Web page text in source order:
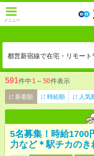
メニュー
都営新宿線で在宅・リモー
591件中1 ～ 50件表示
新着順 時給順 人気
5名募集！時給1700
力など＊駅チカの